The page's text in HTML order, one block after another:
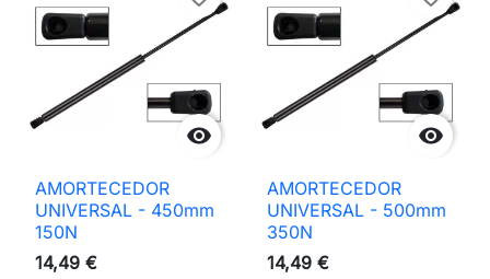

AMORTECEDOR
UNIVERSAL - 450mm
150N
14,49 €

AMORTECEDOR
UNIVERSAL - 500mm
350N
14,49 €